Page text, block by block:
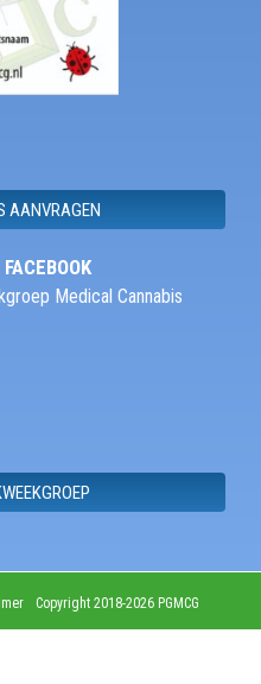
AANVRAGEN
Medical Cannabis
Copyright 2018-2026 PGMCG